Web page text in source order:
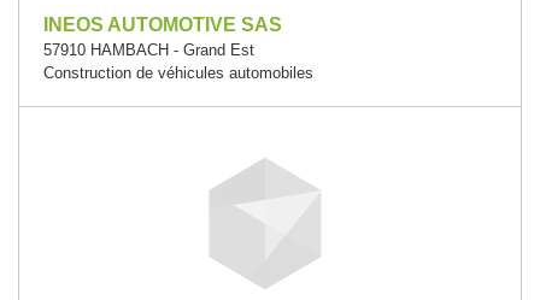
INEOS AUTOMOTIVE SAS
57910 HAMBACH - Grand Est
Construction de véhicules automobiles